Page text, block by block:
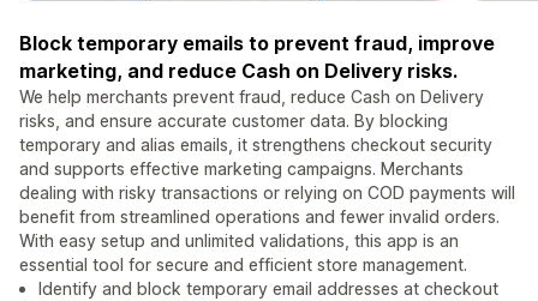
Block temporary emails to prevent fraud, improve
marketing, and reduce Cash on Delivery risks.
We help merchants prevent fraud, reduce Cash on Delivery
risks, and ensure accurate customer data. By blocking
temporary and alias emails, it strengthens checkout security
and supports effective marketing campaigns. Merchants
dealing with risky transactions or relying on COD payments will
benefit from streamlined operations and fewer invalid orders.
With easy setup and unlimited validations, this app is an
essential tool for secure and efficient store management.
Identify and block temporary email addresses at checkout